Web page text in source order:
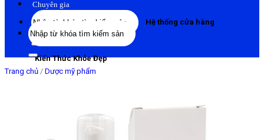
Tìm
kiếm:
Hệ thống cửa hàng
Kiến Thức Khỏe Đẹp
Chuyên gia
Tìm
kiếm:
Trang chủ / Dược mỹ phẩm